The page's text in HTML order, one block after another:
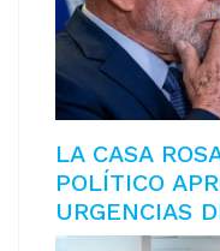
LA CASA
POLÍTICO
URGENCIAS